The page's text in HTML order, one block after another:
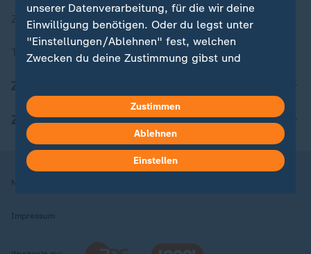
ZDFheute Stories
Themen im Überblick
ZDFheute Apps
Nutzungsbedingungen
Impressum
unserer Datenverarbeitung, für die wir deine
Einwilligung benötigen. Oder du legst unter
"Einstellungen/Ablehnen" fest, welchen
Zwecken du deine Zustimmung gibst und
in deinen Einstellungen widerrufen oder ändern.
Hier findest du das Impressum.
Weitere Informationen findest du in unserer
Datenschutzerklärung.
Zustimmen
Ablehnen
Einstellen